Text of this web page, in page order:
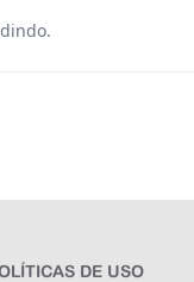
DE USO